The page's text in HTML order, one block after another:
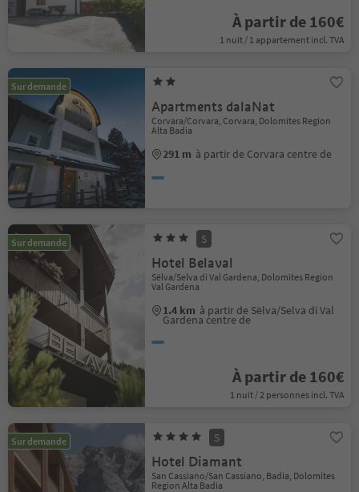
À partir de 160€
1 nuit / 1 appartement incl. TVA
Sur demande
Apartments dalaNat
Corvara/Corvara, Corvara, Dolomites Region
Alta Badia
291 m à partir de Corvara centre de
Sur demande S
Hotel Belaval
Sëlva/Selva di Val Gardena, Dolomites Region
Val Gardena
1.4 km à partir de Sëlva/Selva di Val
Gardena centre de
À partir de 160€
1 nuit / 2 personnes incl. TVA
Sur demande S
Hotel Diamant
San Cassiano/San Cassiano, Badia, Dolomites
Region Alta Badia